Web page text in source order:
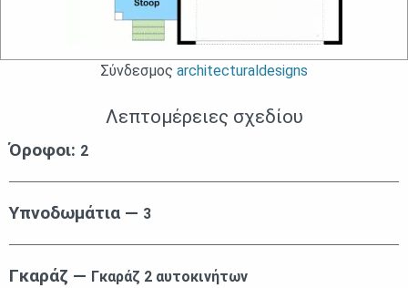
Σύνδεσμος architecturaldesigns
Λεπτομέρειες σχεδίου
Όροφοι: 2
Υπνοδωμάτια — 3
Γκαράζ — Γκαράζ 2 αυτοκινήτων